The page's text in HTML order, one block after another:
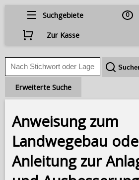
Suchgebiete 0
Zur Kasse
Erweiterte Suche
Anweisung zum
Landwegebau
Anleitung zur